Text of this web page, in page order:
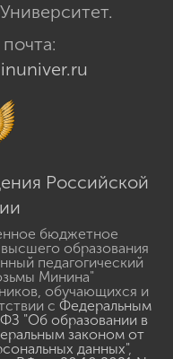
Российской
бюджетное
образования
педагогический
Минина"
обучающихся и
с Федеральным
"Об образовании в
законом от
данных",